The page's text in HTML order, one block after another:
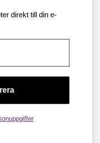
direkt till din e-